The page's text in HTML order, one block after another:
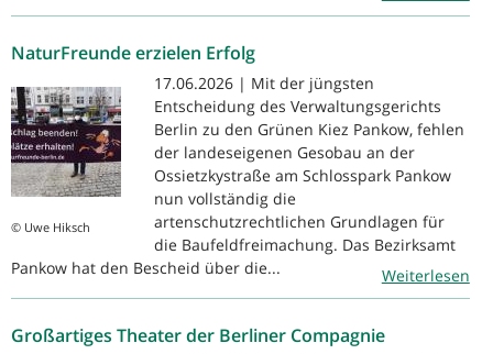
NaturFreunde erzielen Erfolg
© Uwe Hiksch
17.06.2026 | Mit der jüngsten
Entscheidung des Verwaltungsgerichts
Berlin zu den Grünen Kiez Pankow, fehlen
der landeseigenen Gesobau an der
Ossietzkystraße am Schlosspark Pankow
nun vollständig die
artenschutzrechtlichen Grundlagen für
die Baufeldfreimachung. Das Bezirksamt
Pankow hat den Bescheid über die...
Weiterlesen
Großartiges Theater der Berliner Compagnie